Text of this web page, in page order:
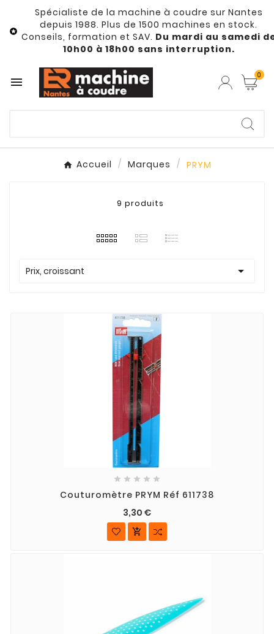

Spécialiste de la machine à coudre sur Nantes
depuis 1988. Plus de 1500 machines en stock.
Conseils, formation et SAV. Du mardi au samedi
10h00 à 18h00 sans interruption.
 0
Accueil Marques PRYM
9 produits
Prix, croissant 
    
Couturomètre PRYM Réf 611738
3,30 €
